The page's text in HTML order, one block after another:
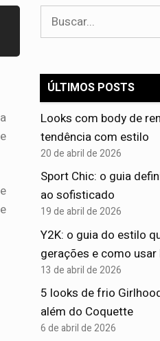
Pesquisar
ÚLTIMOS POSTS
Looks com body de
tendência com estilo
20 de abril de 2026
Sport Chic: o guia
ao sofisticado
19 de abril de 2026
Y2K: o guia do estilo
gerações e como usar
13 de abril de 2026
5 looks de frio
além do Coquette
6 de abril de 2026